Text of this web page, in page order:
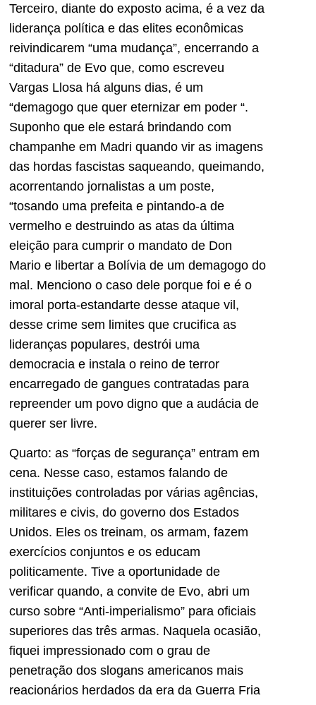
Terceiro, diante do exposto acima, é a vez da
liderança política e das elites econômicas
reivindicarem “uma mudança”, encerrando a
“ditadura” de Evo que, como escreveu
Vargas Llosa há alguns dias, é um
“demagogo que quer eternizar em poder “.
Suponho que ele estará brindando com
champanhe em Madri quando vir as imagens
das hordas fascistas saqueando, queimando,
acorrentando jornalistas a um poste,
“tosando uma prefeita e pintando-a de
vermelho e destruindo as atas da última
eleição para cumprir o mandato de Don
Mario e libertar a Bolívia de um demagogo do
mal. Menciono o caso dele porque foi e é o
imoral porta-estandarte desse ataque vil,
desse crime sem limites que crucifica as
lideranças populares, destrói uma
democracia e instala o reino de terror
encarregado de gangues contratadas para
repreender um povo digno que a audácia de
querer ser livre.
Quarto: as “forças de segurança” entram em
cena. Nesse caso, estamos falando de
instituições controladas por várias agências,
militares e civis, do governo dos Estados
Unidos. Eles os treinam, os armam, fazem
exercícios conjuntos e os educam
politicamente. Tive a oportunidade de
verificar quando, a convite de Evo, abri um
curso sobre “Anti-imperialismo” para oficiais
superiores das três armas. Naquela ocasião,
fiquei impressionado com o grau de
penetração dos slogans americanos mais
reacionários herdados da era da Guerra Fria